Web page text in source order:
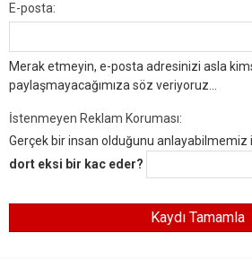
E-posta:
Merak etmeyin, e-posta adresinizi asla
paylaşmayacağımıza söz veriyoruz...
İstenmeyen Reklam Koruması:
Gerçek bir insan olduğunu anlayabilmemiz
dort eksi bir kac eder?